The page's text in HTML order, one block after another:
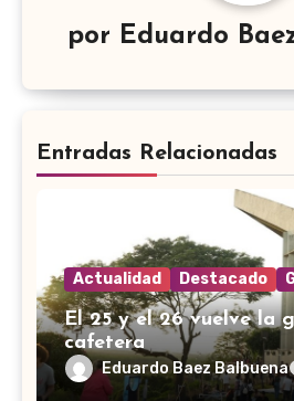
por Eduardo
Entradas Relacionadas
Actualidad Destacado
El 25 y el 26 vuelve la
cafetera
Eduardo Baez Balbuena